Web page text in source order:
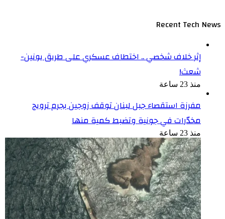
Recent Tech News
إثر خلاف شخصي .. اختطاف عسكري على طريق يونين-
شعث!
منذ 23 ساعة
مفرزة استقصاء جبل لبنان توقف زوجين بجرم ترويج
مخدّرات في جونية وتضبط كمية منها
منذ 23 ساعة